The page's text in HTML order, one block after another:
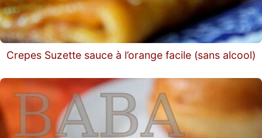
Crepes Suzette sauce à l’orange facile (sans alcool)